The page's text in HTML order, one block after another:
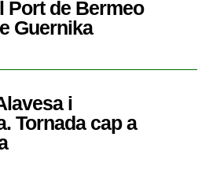
Port de Bermeo
Guernika
i
Tornada cap a